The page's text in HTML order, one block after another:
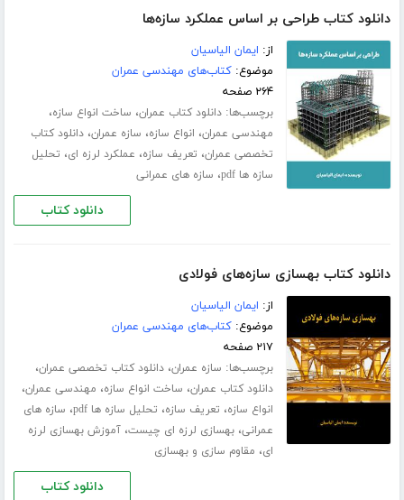
دانلود کتاب طراحی بر اساس عملکرد سازه‌ها
از: ایمان الیاسیان
موضوع:کتاب‌های مهندسی عمران
۲۶۴ صفحه
برچسب‌ها:دانلود کتاب عمران، ساخت انواع سازه،
مهندسی عمران، انواع سازه، سازه عمران،دانلود کتاب
تخصصی عمران، تعریف سازه، عملکرد لرزه ای، تحلیل
سازه ها pdf
، سازه های عمرانی
دانلود کتاب
دانلود کتاب بهسازی سازه‌های فولادی
از: ایمان الیاسیان
موضوع:کتاب‌های مهندسی عمران
۲۱۷ صفحه
برچسب‌ها: سازه عمران،دانلود کتاب تخصصی عمران،
دانلود کتاب عمران، ساخت انواع سازه، مهندسی عمران،
انواع سازه، تعریف سازه، تحلیل سازه ها pdf ، سازه های
عمرانی،بهسازی لرزه ای چیست،آموزش بهسازی لرزه
ای، مقاوم سازی و بهسازی
دانلود کتاب